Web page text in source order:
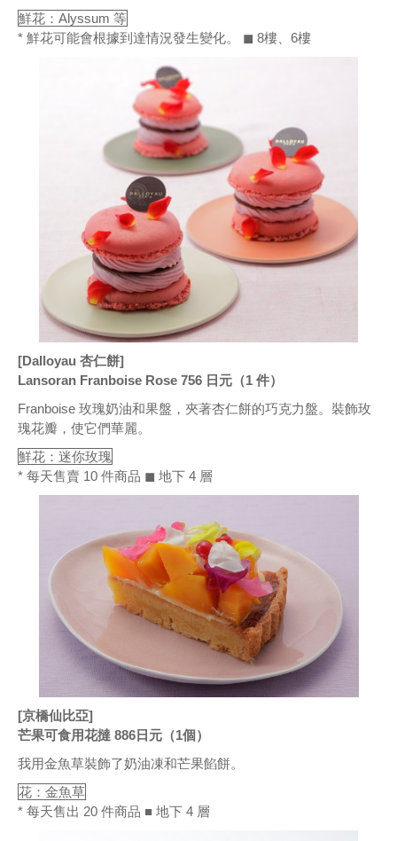
鮮花：Alyssum 等
* 鮮花可能會根據到達情況發生變化。 ◼ 8樓、6樓
[Dalloyau 杏仁餅]
Lansoran Franboise Rose 756 日元（1 件）
Franboise 玫瑰奶油和果盤，夾著杏仁餅的巧克力盤。裝飾玫
瑰花瓣，使它們華麗。
鮮花：迷你玫瑰
* 每天售賣 10 件商品 ◼ 地下 4 層
[京橋仙比亞]
芒果可食用花撻 886日元（1個）
我用金魚草裝飾了奶油凍和芒果餡餅。
花：金魚草
* 每天售出 20 件商品 ■ 地下 4 層